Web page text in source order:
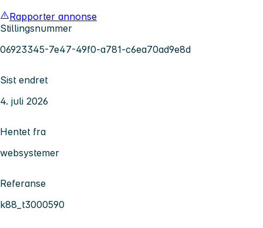
Rapporter annonse
Stillingsnummer
06923345-7e47-49f0-a781-c6ea70ad9e8d
Sist endret
4. juli 2026
Hentet fra
websystemer
Referanse
k88_t3000590